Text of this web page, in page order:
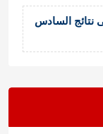
نتائج السادس